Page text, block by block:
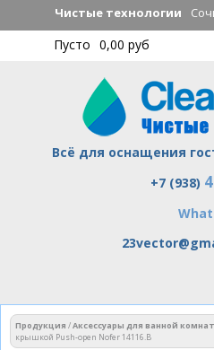
Перейти к
основному
содержанию
Чистые технологии
Пусто 0,00 руб
Всё для оснащения
Чистые +7 (938)
Вы здесь
Продукция /Аксессуары для ванной
крышкой Push-open Nofer 14116.B